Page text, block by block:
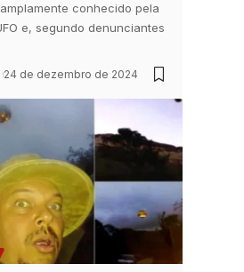
conhecido pela
e, segundo denunciantes
24 de dezembro de 2024